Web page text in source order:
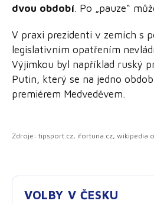
dvou období. Po „pauze“
V praxi prezidenti v zemích s
legislativním opatřením
Výjimkou byl například ruský
Putin, který se na jedno
premiérem Medveděvem.
Zdroje: tipsport.cz, ifortuna.cz,
VOLBY V ČESKU